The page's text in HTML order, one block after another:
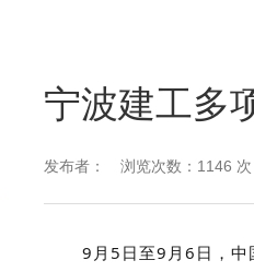
宁波建工多
发布者： 浏览次数：1146 次
9月5日至9月6日，中国